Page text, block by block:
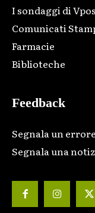
I sondaggi di
Comunicati
Farmacie
Biblioteche
Feedback
Segnala un errore
Segnala una